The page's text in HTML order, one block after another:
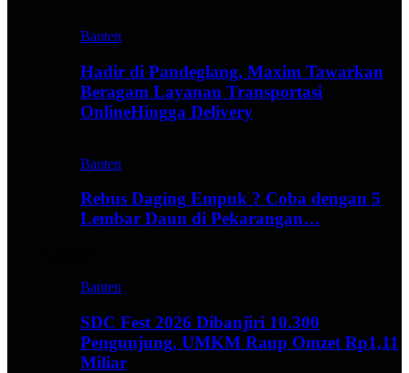
Banten
Hadir di Pandeglang, Maxim Tawarkan
Beragam Layanan Transportasi
OnlineHingga Delivery
Banten
Rebus Daging Empuk ? Coba dengan 5
Lembar Daun di Pekarangan…
Banten
SDC Fest 2026 Dibanjiri 10.300
Pengunjung, UMKM Raup Omzet Rp1,11
Miliar